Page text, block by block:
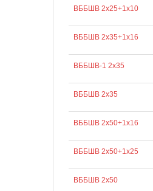
ВББШВ 2х25+1х10
ВББШВ 2х35+1х16
ВББШВ-1 2х35
ВББШВ 2х35
ВББШВ 2х50+1х16
ВББШВ 2х50+1х25
ВББШВ 2х50